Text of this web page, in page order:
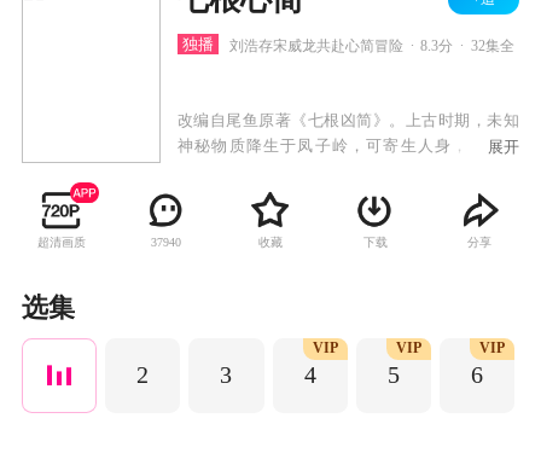
独播 刘浩存宋威龙共赴心简冒险 8.3分 32集全
改编自尾鱼原著《七根凶简》。上古时期，未知
神秘物质降生于凤子岭，可寄生人身，改变人
凶案接踵而来，木代、罗韧、一万三、炎红砂、
曹严华五个平凡而热血的年轻人先后因着各自的
际遇意外卷入心简事件，五人组成凤凰小队，共
展开
超清画质 37940 收藏 下载 分享
选集
2 3 4
VIP
5
VIP
6
VIP